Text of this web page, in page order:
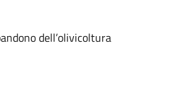
dell’olivicoltura